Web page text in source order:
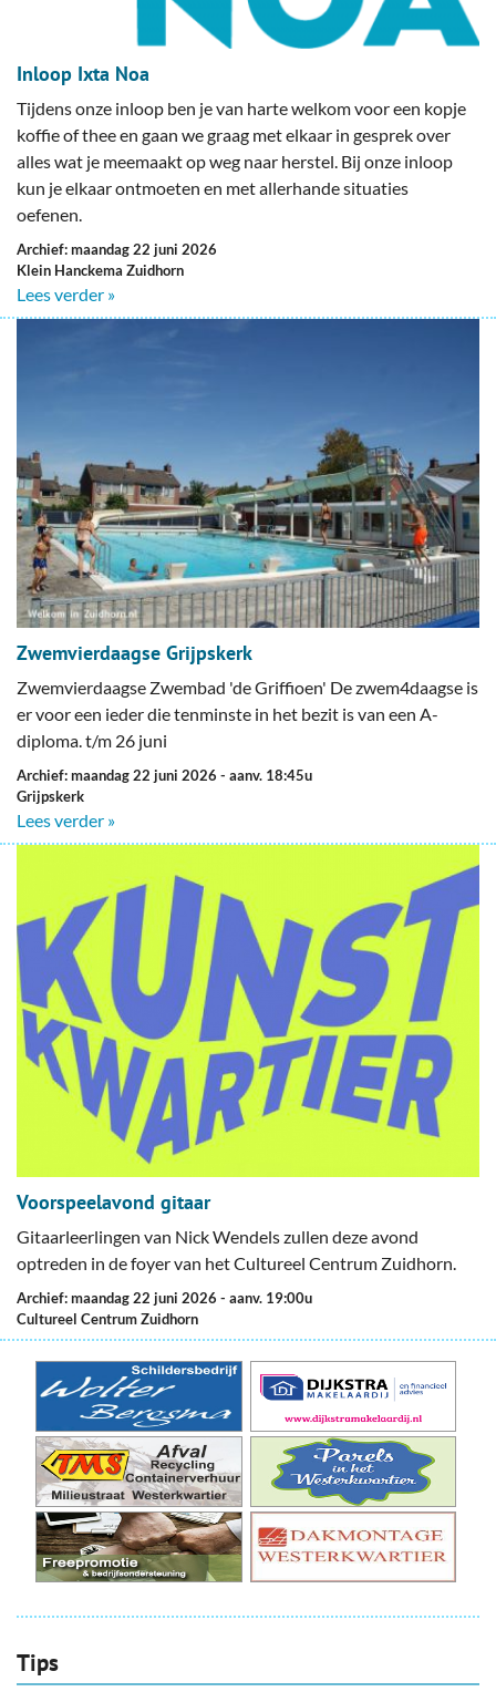
Inloop Ixta Noa
Tijdens onze inloop ben je van harte welkom voor een kopje
koffie of thee en gaan we graag met elkaar in gesprek over
alles wat je meemaakt op weg naar herstel. Bij onze inloop
kun je elkaar ontmoeten en met allerhande situaties
oefenen.
Archief: maandag 22 juni 2026
Klein Hanckema Zuidhorn
Lees verder »
Zwemvierdaagse Grijpskerk
Zwemvierdaagse Zwembad 'de Griffioen' De zwem4daagse is
er voor een ieder die tenminste in het bezit is van een A-
diploma. t/m 26 juni
Archief: maandag 22 juni 2026 - aanv. 18:45u
Grijpskerk
Lees verder »
Voorspeelavond gitaar
Gitaarleerlingen van Nick Wendels zullen deze avond
optreden in de foyer van het Cultureel Centrum Zuidhorn.
Archief: maandag 22 juni 2026 - aanv. 19:00u
Cultureel Centrum Zuidhorn
Tips